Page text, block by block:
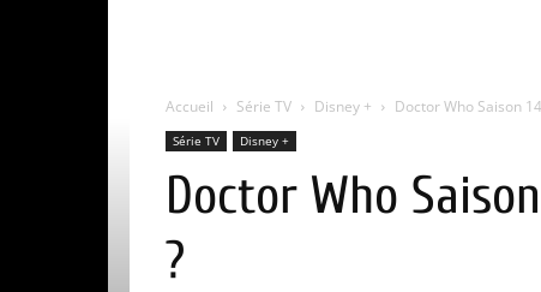
Accueil Série TV Disney + Doctor Who Saison
Série TV Disney +
Doctor Who
?